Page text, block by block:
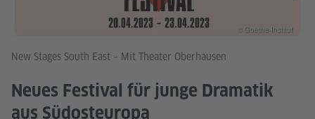
New Stages South East – Mit Theater Oberhausen
Neues Festival für junge Dramatik
aus Südosteuropa
© Goethe-Institut